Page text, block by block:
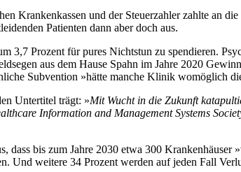
Krankenkassen und der Steuerzahler zahlte an
Patienten dann aber doch aus.
Prozent für pures Nichtstun zu spendieren.
aus dem Hause Spahn im Jahre 2020
Subvention »hätte manche Klinik womöglich
Untertitel trägt: »Mit Wucht in die Zukunft
Information and Management Systems
bis zum Jahre 2030 etwa 300
Und weitere 34 Prozent werden auf jeden Fall